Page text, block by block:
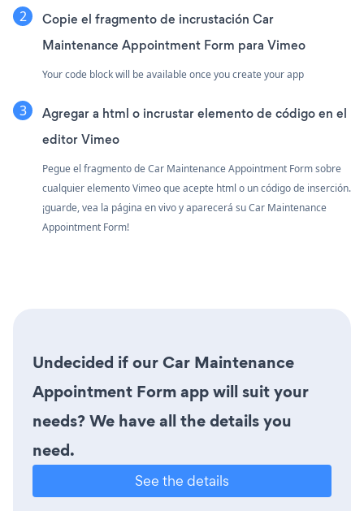
Copie el fragmento de incrustación Car
Maintenance Appointment Form para Vimeo
Your code block will be available once you create your app
Agregar a html o incrustar elemento de código en el
editor Vimeo
Pegue el fragmento de Car Maintenance Appointment Form sobre
cualquier elemento Vimeo que acepte html o un código de inserción.
¡guarde, vea la página en vivo y aparecerá su Car Maintenance
Appointment Form!
Undecided if our Car Maintenance
Appointment Form app will suit your
needs? We have all the details you
need.
See the details